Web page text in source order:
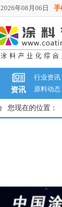
2026年08月06日 手
资讯
行业资讯
原料动态
您现在的位置：